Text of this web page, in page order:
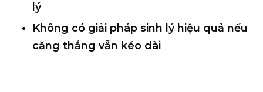
lý
Không có giải pháp sinh lý hiệu quả nếu
căng thẳng vẫn kéo dài